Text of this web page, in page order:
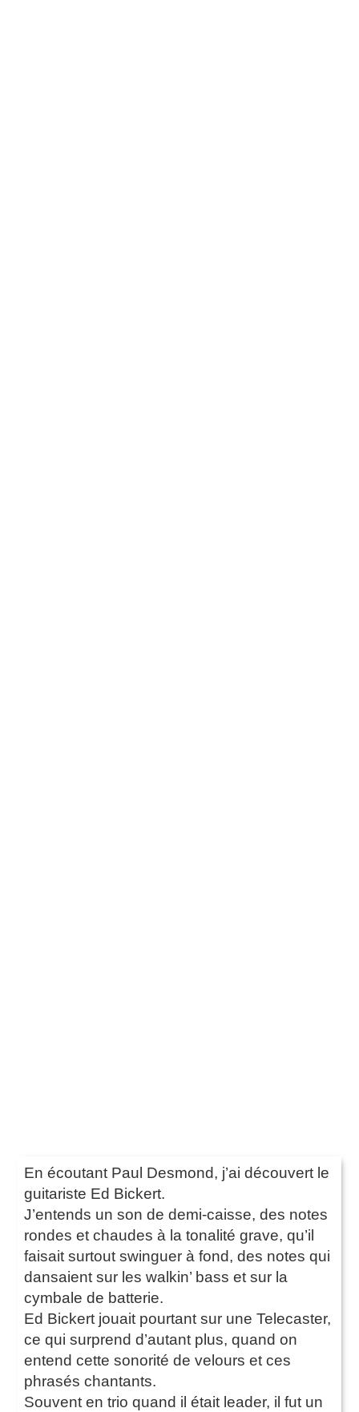
En écoutant Paul Desmond, j’ai découvert le
guitariste Ed Bickert.
J’entends un son de demi-caisse, des notes
rondes et chaudes à la tonalité grave, qu’il
faisait surtout swinguer à fond, des notes qui
dansaient sur les walkin’ bass et sur la
cymbale de batterie.
Ed Bickert jouait pourtant sur une Telecaster,
ce qui surprend d’autant plus, quand on
entend cette sonorité de velours et ces
phrasés chantants.
Souvent en trio quand il était leader, il fut un